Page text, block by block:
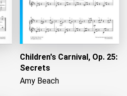
Children's Carnival, Op. 25:
Secrets
Amy Beach